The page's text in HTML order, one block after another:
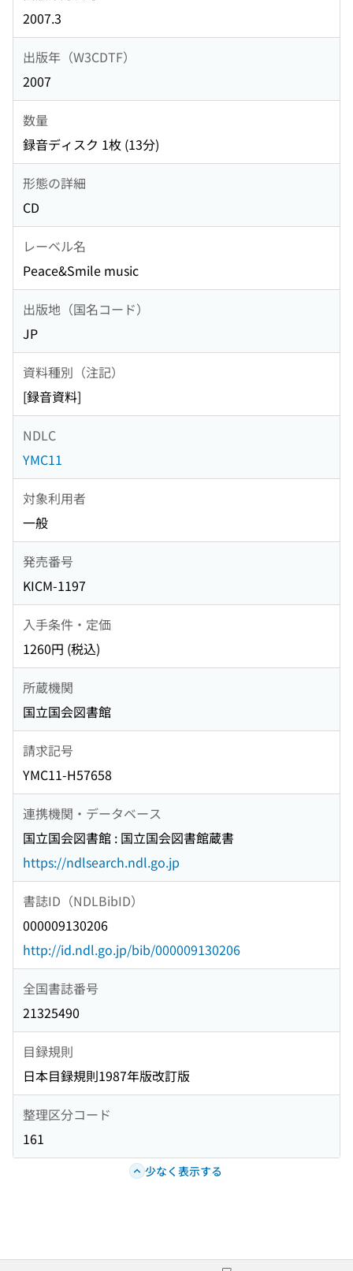
2007.3
出版年（W3CDTF）
2007
数量
録音ディスク 1枚 (13分)
形態の詳細
CD
レーベル名
Peace&Smile music
出版地（国名コード）
JP
資料種別（注記）
[録音資料]
NDLC
YMC11
対象利用者
一般
発売番号
KICM-1197
入手条件・定価
1260円 (税込)
所蔵機関
国立国会図書館
請求記号
YMC11-H57658
連携機関・データベース
国立国会図書館 : 国立国会図書館蔵書
https://ndlsearch.ndl.go.jp
書誌ID（NDLBibID）
000009130206
http://id.ndl.go.jp/bib/000009130206
全国書誌番号
21325490
目録規則
日本目録規則1987年版改訂版
整理区分コード
161
少なく表示する